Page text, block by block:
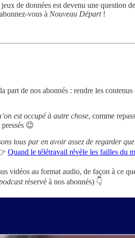
de données est devenu une
vous à Nouveau Départ !
part de nos abonnés : rendre les contenus
est occupé à autre chose, comme
😉
tous par en avoir assez de regarder
Quand le télétravail révèle les failles du
vidéos au format audio, de façon à ce
réservé à nos abonnés) 👇